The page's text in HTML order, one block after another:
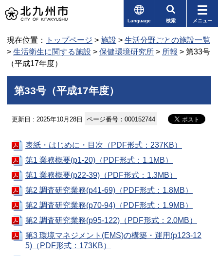
Language 検索 メニュー
現在位置： トップページ > 施設 > 生活分野ごとの施設一覧
> 生活衛生に関する施設 > 保健環境研究所 > 所報 > 第33号
（平成17年度）
第33号（平成17年度）
更新日 : 2025年10月28日 ページ番号：000152744
表紙・はじめに・目次（PDF形式：237KB）
第1 業務概要(p1-20)（PDF形式：1.1MB）
第1 業務概要(p22-39)（PDF形式：1.3MB）
第2 調査研究業務(p41-69)（PDF形式：1.8MB）
第2 調査研究業務(p70-94)（PDF形式：1.9MB）
第2 調査研究業務(p95-122)（PDF形式：2.0MB）
第3 環境マネジメント(EMS)の構築・運用(p123-12
5)（PDF形式：173KB）